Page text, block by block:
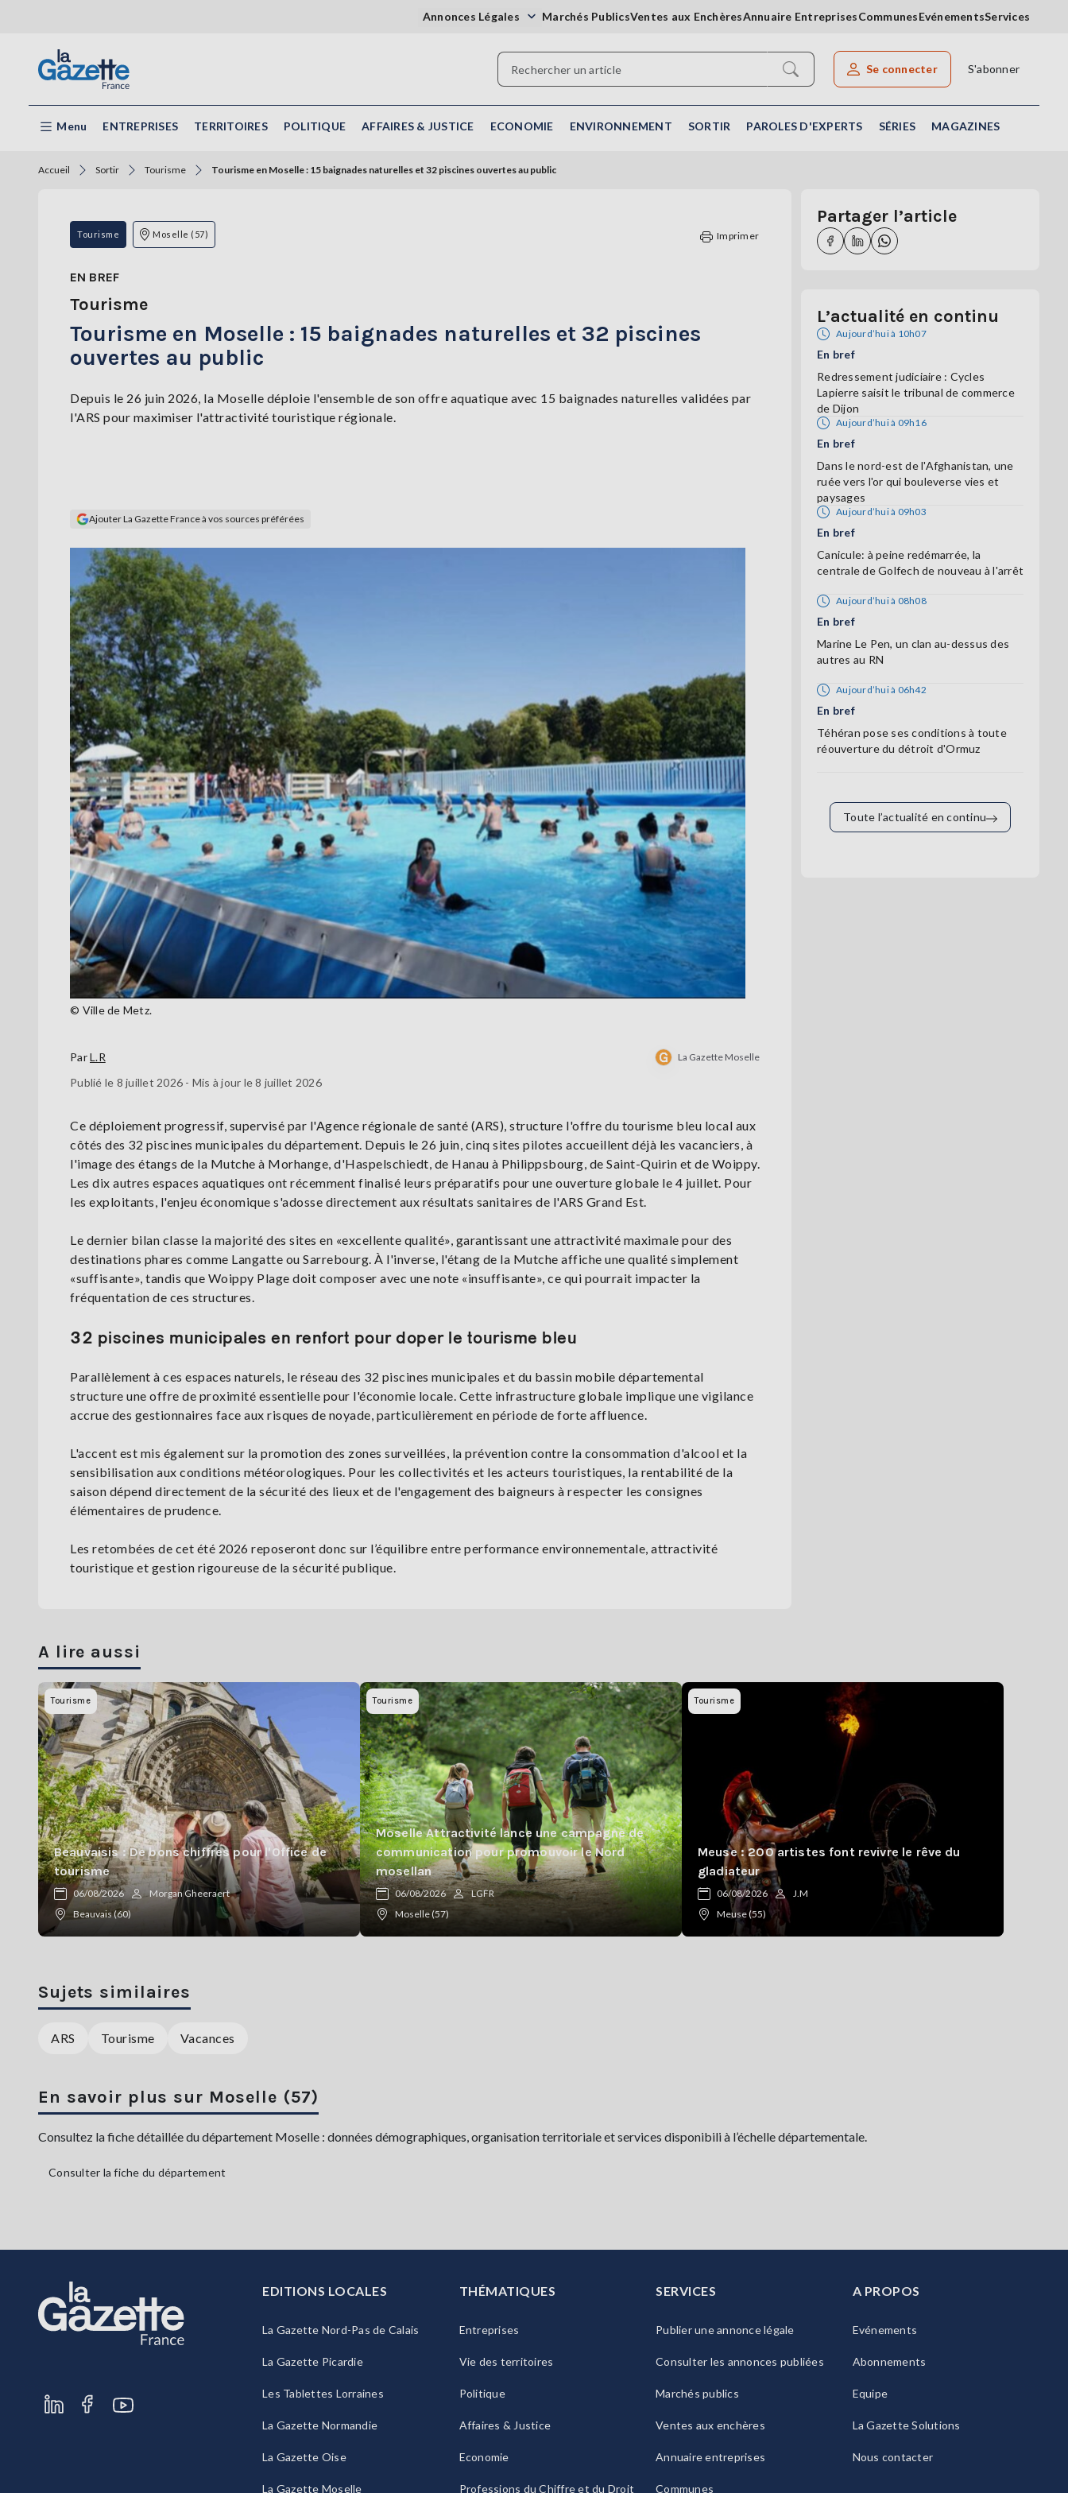
Annonces Légales Marchés PublicsVentes aux EnchèresAnnuaire EntreprisesCommunesEvénementsServices
Rechercher un article
Se connecter S'abonner
Menu ENTREPRISES TERRITOIRES POLITIQUE AFFAIRES & JUSTICE ECONOMIE ENVIRONNEMENT SORTIR PAROLES D'EXPERTS SÉRIES MAGAZINES
Accueil Sortir Tourisme Tourisme en Moselle : 15 baignades naturelles et 32 piscines ouvertes au public
Tourisme Moselle (57) Imprimer
EN BREF
Tourisme
Tourisme en Moselle : 15 baignades naturelles et 32 piscines
ouvertes au public
Depuis le 26 juin 2026, la Moselle déploie l'ensemble de son offre aquatique avec 15 baignades naturelles validées par
l'ARS pour maximiser l'attractivité touristique régionale.
Ajouter La Gazette France à vos sources préférées
© Ville de Metz.
ParL.R La Gazette Moselle
Publié le 8 juillet 2026 - Mis à jour le 8 juillet 2026
Ce déploiement progressif, supervisé par l'Agence régionale de santé (ARS), structure l'offre du tourisme bleu local aux
côtés des 32 piscines municipales du département. Depuis le 26 juin, cinq sites pilotes accueillent déjà les vacanciers, à
l'image des étangs de la Mutche à Morhange, d'Haspelschiedt, de Hanau à Philippsbourg, de Saint-Quirin et de Woippy.
Les dix autres espaces aquatiques ont récemment finalisé leurs préparatifs pour une ouverture globale le 4 juillet. Pour
les exploitants, l'enjeu économique s'adosse directement aux résultats sanitaires de l'ARS Grand Est.
Le dernier bilan classe la majorité des sites en «excellente qualité», garantissant une attractivité maximale pour des
destinations phares comme Langatte ou Sarrebourg. À l'inverse, l'étang de la Mutche affiche une qualité simplement
«suffisante», tandis que Woippy Plage doit composer avec une note «insuffisante», ce qui pourrait impacter la
fréquentation de ces structures.
32 piscines municipales en renfort pour doper le tourisme bleu
Parallèlement à ces espaces naturels, le réseau des 32 piscines municipales et du bassin mobile départemental
structure une offre de proximité essentielle pour l'économie locale. Cette infrastructure globale implique une vigilance
accrue des gestionnaires face aux risques de noyade, particulièrement en période de forte affluence.
L'accent est mis également sur la promotion des zones surveillées, la prévention contre la consommation d'alcool et la
sensibilisation aux conditions météorologiques. Pour les collectivités et les acteurs touristiques, la rentabilité de la
saison dépend directement de la sécurité des lieux et de l'engagement des baigneurs à respecter les consignes
élémentaires de prudence.
Les retombées de cet été 2026 reposeront donc sur l’équilibre entre performance environnementale, attractivité
touristique et gestion rigoureuse de la sécurité publique.
Partager l’article
L’actualité en continu
Aujourd’hui à 10h07
En bref
Redressement judiciaire : Cycles
Lapierre saisit le tribunal de commerce
de Dijon
Aujourd’hui à 09h16
En bref
Dans le nord-est de l'Afghanistan, une
ruée vers l'or qui bouleverse vies et
paysages
Aujourd’hui à 09h03
En bref
Canicule: à peine redémarrée, la
centrale de Golfech de nouveau à l'arrêt
Aujourd’hui à 08h08
En bref
Marine Le Pen, un clan au-dessus des
autres au RN
Aujourd’hui à 06h42
En bref
Téhéran pose ses conditions à toute
réouverture du détroit d'Ormuz
Toute l’actualité en continu
A lire aussi
Tourisme
Beauvaisis : De bons chiffres pour l'Office de
tourisme
06/08/2026
Morgan Gheeraert
Beauvais (60)
Tourisme
Moselle Attractivité lance une campagne de
communication pour promouvoir le Nord
mosellan
06/08/2026
LGFR
Moselle (57)
Tourisme
Meuse : 200 artistes font revivre le rêve du
gladiateur
06/08/2026
J.M
Meuse (55)
Sujets similaires
ARS Tourisme Vacances
En savoir plus sur Moselle (57)
Consultez la fiche détaillée du département Moselle : données démographiques, organisation territoriale et services disponibili à l’échelle départementale.
Consulter la fiche du département
EDITIONS LOCALES
La Gazette Nord-Pas de Calais
La Gazette Picardie
Les Tablettes Lorraines
La Gazette Normandie
La Gazette Oise
La Gazette Moselle
THÉMATIQUES
Entreprises
Vie des territoires
Politique
Affaires & Justice
Economie
Professions du Chiffre et du Droit
SERVICES
Publier une annonce légale
Consulter les annonces publiées
Marchés publics
Ventes aux enchères
Annuaire entreprises
Communes
A PROPOS
Evénements
Abonnements
Equipe
La Gazette Solutions
Nous contacter